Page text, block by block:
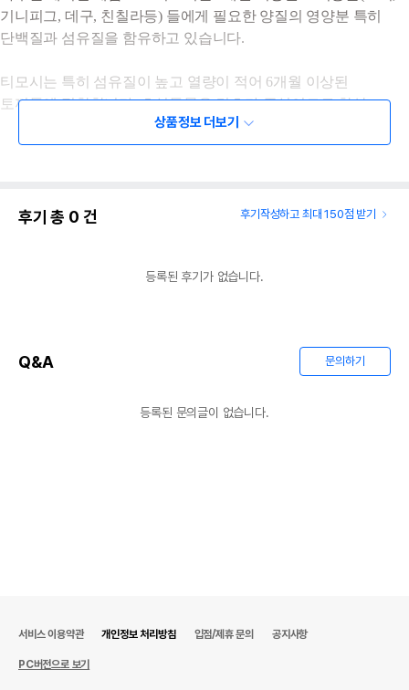
기니피그, 데구, 친칠라등) 들에게 필요한 양질의 영양분 특히
단백질과 섬유질을 함유하고 있습니다.
티모시는 특히 섬유질이 높고 열량이 적어 6개월 이상된
토끼등에 적합합니다. 초식동물은 건초가 주식이므로 항상
깨끗한 물과 함께 급여해 주세요.
상품정보 더보기
후기 총 0 건 후기작성하고 최대 150점 받기
등록된 후기가 없습니다.
Q&A 문의하기
등록된 문의글이 없습니다.
서비스 이용약관 개인정보 처리방침 입점/제휴 문의 공지사항
PC버전으로 보기